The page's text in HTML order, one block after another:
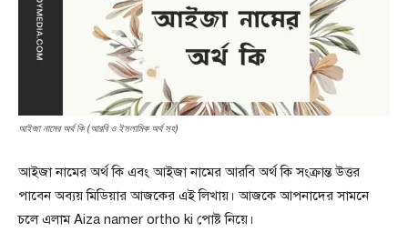
আইজা নামের অর্থ কি (আরবি ও ইসলামিক অর্থ সহ)
আইজা নামের অর্থ কি এবং আইজা নামের আরবি অর্থ কি সংক্রান্ত উত্তর
পাবেন অব্যয় মিডিয়ার আজকের এই লিখায়। আজকে আপনাদের সামনে
চলে এলাম Aiza namer ortho ki পোষ্ট নিয়ে।